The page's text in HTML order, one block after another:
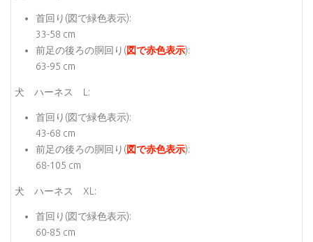
首回り(図で緑色表示):
33-58 cm
前足の後ろの胴回り(図で赤色表示):
63-95 cm
犬 ハーネス L:
首回り(図で緑色表示):
43-68 cm
前足の後ろの胴回り(図で赤色表示):
68-105 cm
犬 ハーネス XL:
首回り(図で緑色表示):
60-85 cm